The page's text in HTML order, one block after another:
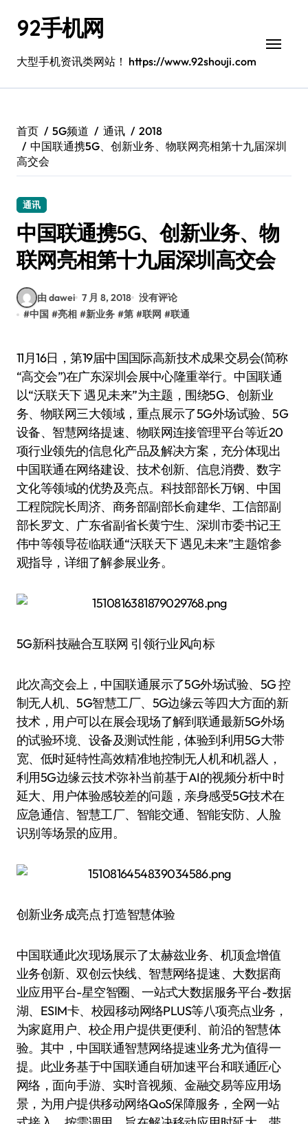
92手机网
大型手机资讯类网站！ https://www.92shouji.com
首页 5G频道 通讯
2018
中国联通携5G、创新业务、物联网亮相第十九届深圳
高交会
通讯
中国联通携5G、创新业务、物
联网亮相第十九届深圳高交会
由 dawei 7 月 8, 2018 没有评论
#中国 #亮相 #新业务 #第 #联网 #联通
11月16日，第19届中国国际高新技术成果交易会(简称
“高交会”)在广东深圳会展中心隆重举行。中国联通
以“沃联天下 遇见未来”为主题，围绕5G、创新业
务、物联网三大领域，重点展示了5G外场试验、5G
设备、智慧网络提速、物联网连接管理平台等近20
项行业领先的信息化产品及解决方案，充分体现出
中国联通在网络建设、技术创新、信息消费、数字
文化等领域的优势及亮点。科技部部长万钢、中国
工程院院长周济、商务部副部长俞建华、工信部副
部长罗文、广东省副省长黄宁生、深圳市委书记王
伟中等领导莅临联通“沃联天下 遇见未来”主题馆参
观指导，详细了解参展业务。
5G新科技融合互联网 引领行业风向标
此次高交会上，中国联通展示了5G外场试验、5G 控
制无人机、5G智慧工厂、5G边缘云等四大方面的新
技术，用户可以在展会现场了解到联通最新5G外场
的试验环境、设备及测试性能，体验到利用5G大带
宽、低时延特性高效精准地控制无人机和机器人，
利用5G边缘云技术弥补当前基于AI的视频分析中时
延大、用户体验感较差的问题，亲身感受5G技术在
应急通信、智慧工厂、智能交通、智能安防、人脸
识别等场景的应用。
创新业务成亮点 打造智慧体验
中国联通此次现场展示了太赫兹业务、机顶盒增值
业务创新、双创云快线、智慧网络提速、大数据商
业应用平台-星空智圈、一站式大数据服务平台-数据
湖、ESIM卡、校园移动网络PLUS等八项亮点业务，
为家庭用户、校企用户提供更便利、前沿的智慧体
验。其中，中国联通智慧网络提速业务尤为值得一
提。此业务基于中国联通自研加速平台和联通匠心
网络，面向手游、实时音视频、金融交易等应用场
景，为用户提供移动网络QoS保障服务，全网一站